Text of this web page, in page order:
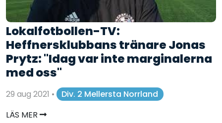
Lokalfotbollen-TV:
Heffnersklubbans tränare Jonas
Prytz: "Idag var inte marginalerna
med oss"
29 aug 2021 •
Div. 2 Mellersta Norrland
LÄS MER